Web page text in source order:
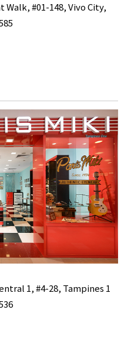
Walk, #01-148, Vivo City,
1, #4-28, Tampines 1